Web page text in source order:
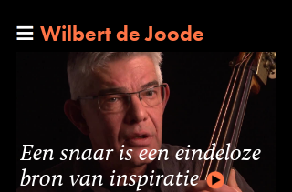
Wilbert de Joode
Een snaar is een eindeloze
bron van inspiratie